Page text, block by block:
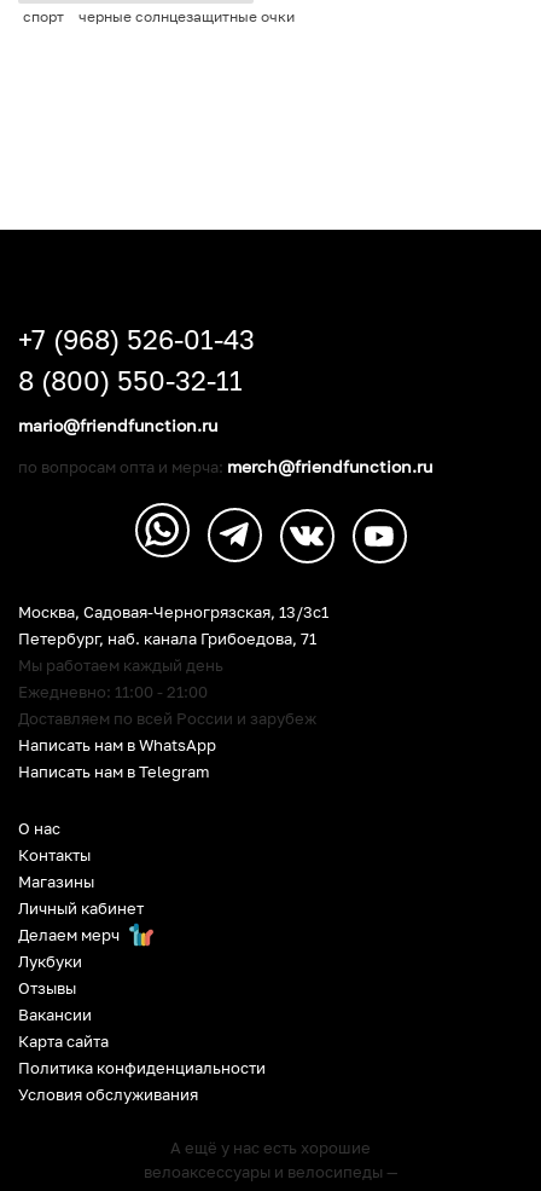
спорт
черные солнцезащитные очки
О нас
Контакты
Магазины
Личный кабинет
Делаем мерч
Лукбуки
Отзывы
Вакансии
Карта сайта
Политика конфиденциальности
Условия обслуживания
А ещё у нас есть хорошие
велоаксессуары и велосипеды —
Москва, Садовая-Черногрязская, 13/3c1
Петербург, наб. канала Грибоедова, 71
Мы работаем каждый день
Ежедневно: 11:00 - 21:00
Доставляем по всей России и зарубеж
Написать нам в WhatsApp
Написать нам в Telegram
+7 (968) 526-01-43
8 (800) 550-32-11
mario@friendfunction.ru
по вопросам опта и мерча: merch@friendfunction.ru